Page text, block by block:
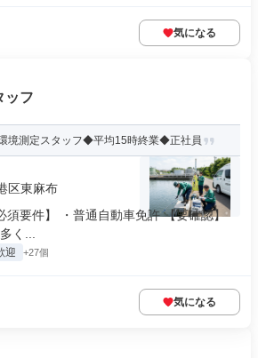
気になる
ッフ
環境測定スタッフ◆平均15時終業◆正社員
区東麻布
須要件】 ・普通自動車免許 【要確認】
く...
迎 +27個
気になる